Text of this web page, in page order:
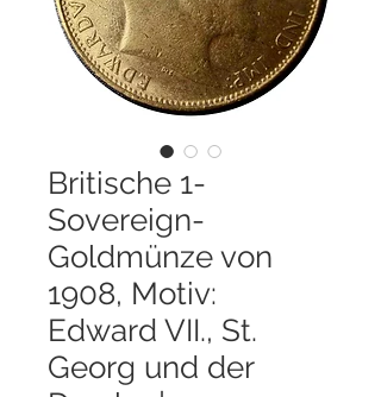
Britische 1-
Sovereign-
Goldmünze von
1908, Motiv:
Edward VII., St.
Georg und der